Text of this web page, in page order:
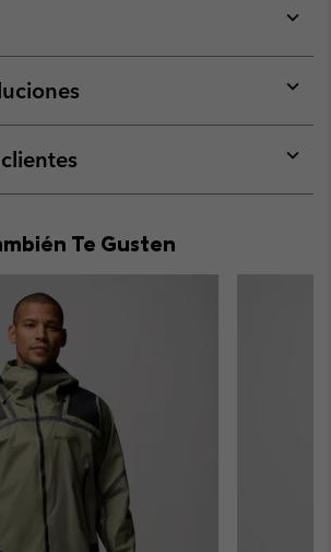
or
or
or
Te Gusten